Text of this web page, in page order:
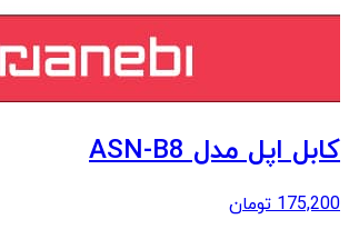
کابل اپل مدل ASN-B8
175,200 تومان